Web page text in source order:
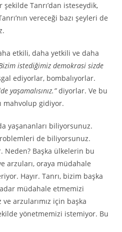
Tanrı’dan isteseydik,
vereceği bazı şeyleri de
etkili, daha yetkili ve daha
istediğimiz demokrasi sizde
ediyorlar, bombalıyorlar.
yaşamalısınız.”diyorlar. Ve bu
mahvolup gidiyor.
yaşananları biliyorsunuz.
de biliyorsunuz.
Neden? Başka ülkelerin bu
arzuları, oraya müdahale
Hayır. Tanrı, bizim başka
müdahale etmemizi
ve arzularımız için başka
yönetmemizi istemiyor. Bu